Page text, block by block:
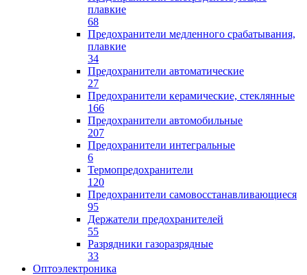
плавкие
68
Предохранители медленного срабатывания,
плавкие
34
Предохранители автоматические
27
Предохранители керамические, стеклянные
166
Предохранители автомобильные
207
Предохранители интегральные
6
Термопредохранители
120
Предохранители самовосстанавливающиеся
95
Держатели предохранителей
55
Разрядники газоразрядные
33
Оптоэлектроника